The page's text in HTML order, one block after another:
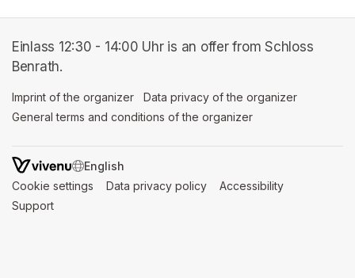
Einlass 12:30 - 14:00 Uhr is an offer from Schloss
Benrath.
Imprint of the organizer (opens in a new tab)
Data privacy of the organizer
General terms and conditions of the organizer
SWITCH LANGUAGE
Cookie settings (opens in a new tab)
Data privacy policy (opens in a new tab)
Accessibility
Support